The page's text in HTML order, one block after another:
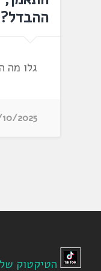
ההבדל?
גלו מה
2025
הטיקטוק